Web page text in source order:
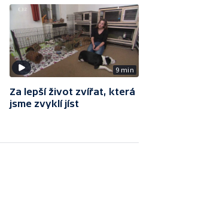
9 min
Za lepší život zvířat, která
jsme zvyklí jíst